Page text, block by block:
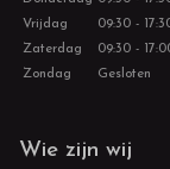
Vrijdag
09:30 -
Zaterdag
09:30 -
Zondag
Gesloten
Wie zijn wij